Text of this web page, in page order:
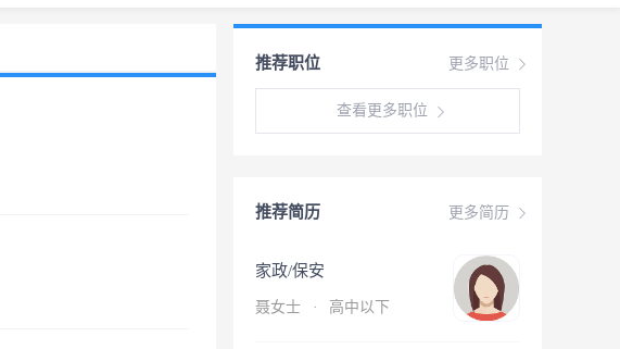
更多职位
推荐职位
查看更多职位
更多简历
推荐简历
家政/保安
聂女士 · 高中以下